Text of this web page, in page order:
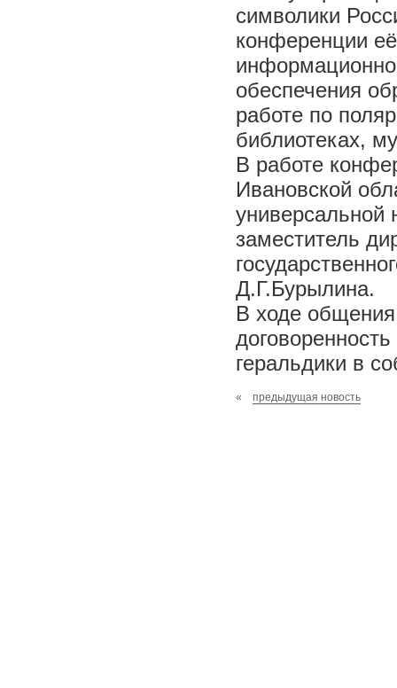
символики
конференции
обеспечения
работе по
библиотеках,
В работе
Ивановской
универсальной
заместитель
Д.Г.Бурылина.
В ходе общения
геральдики в
« предыдущая новость